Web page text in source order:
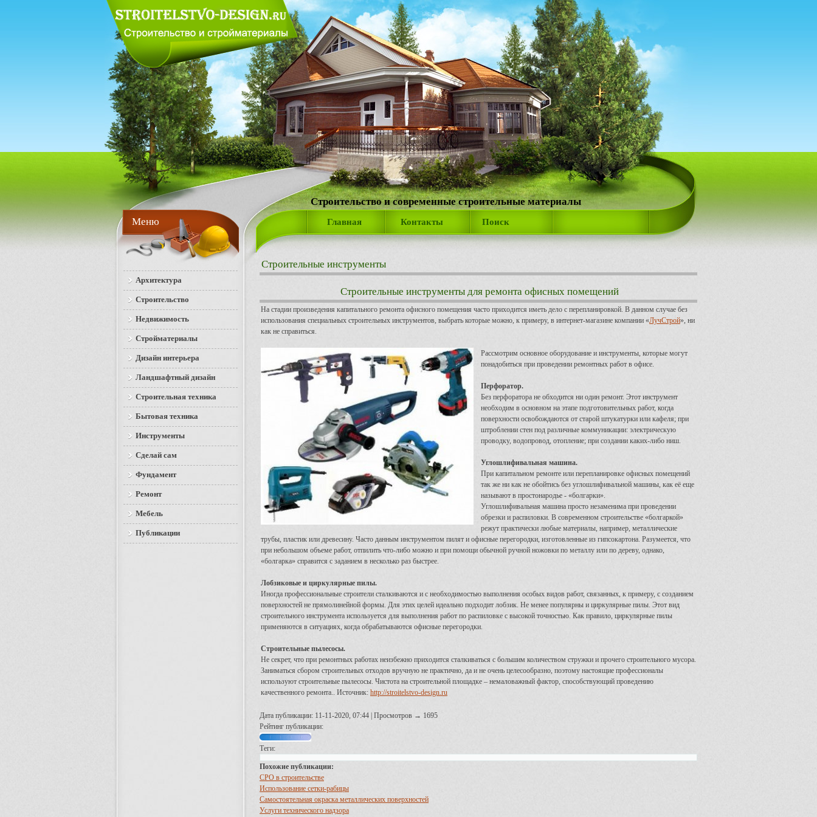
Строительство и современные строительные материалы
Главная Контакты Поиск
Строительные инструменты
Строительные инструменты для ремонта офисных помещений
На стадии произведения капитального ремонта офисного помещения часто приходится иметь дело с перепланировкой. В данном случае без
использования специальных строительных инструментов, выбрать которые можно, к примеру, в интернет-магазине компании «ЛучСтрой», ни
как не справиться.
Рассмотрим основное оборудование и инструменты, которые могут
понадобиться при проведении ремонтных работ в офисе.
Перфоратор.
Без перфоратора не обходится ни один ремонт. Этот инструмент
необходим в основном на этапе подготовительных работ, когда
поверхности освобождаются от старой штукатурки или кафеля; при
штроблении стен под различные коммуникации: электрическую
проводку, водопровод, отопление; при создании каких-либо ниш.
Углошлифивальная машина.
При капитальном ремонте или перепланировке офисных помещений
так же ни как не обойтись без углошлифивальной машины, как её еще
называют в простонародье - «болгарки».
Углошлифивальная машина просто незаменима при проведении
обрезки и распиловки. В современном строительстве «болгаркой»
режут практически любые материалы, например, металлические
трубы, пластик или древесину. Часто данным инструментом пилят и офисные перегородки, изготовленные из гипсокартона. Разумеется, что
при небольшом объеме работ, отпилить что-либо можно и при помощи обычной ручной ножовки по металлу или по дереву, однако,
«болгарка» справится с заданием в несколько раз быстрее.
Лобзиковые и циркулярные пилы.
Иногда профессиональные строители сталкиваются и с необходимостью выполнения особых видов работ, связанных, к примеру, с созданием
поверхностей не прямолинейной формы. Для этих целей идеально подходит лобзик. Не менее популярны и циркулярные пилы. Этот вид
строительного инструмента используется для выполнения работ по распиловке с высокой точностью. Как правило, циркулярные пилы
применяются в ситуациях, когда обрабатываются офисные перегородки.
Строительные пылесосы.
Не секрет, что при ремонтных работах неизбежно приходится сталкиваться с большим количеством стружки и прочего строительного мусора.
Заниматься сбором строительных отходов вручную не практично, да и не очень целесообразно, поэтому настоящие профессионалы
используют строительные пылесосы. Чистота на строительной площадке – немаловажный фактор, способствующий проведению
качественного ремонта.. Источник: http://stroitelstvo-design.ru
Дата публикации: 11-11-2020, 07:44 | Просмотров → 1695
Рейтинг публикации:
Теги:
Похожие публикации:
СРО в строительстве
Использование сетки-рабицы
Самостоятельная окраска металлических поверхностей
Услуги технического надзора
Меню
Архитектура
Строительство
Недвижимость
Стройматериалы
Дизайн интерьера
Ландшафтный дизайн
Строительная техника
Бытовая техника
Инструменты
Сделай сам
Фундамент
Ремонт
Мебель
Публикации